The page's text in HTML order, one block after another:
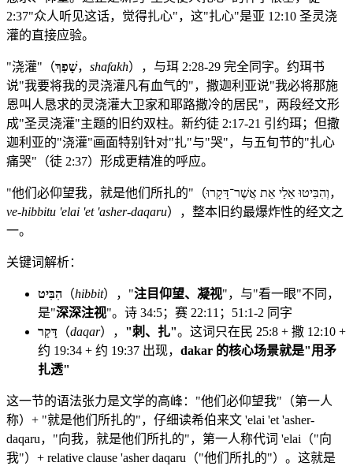
2:37"众人听见这话，觉得扎心"，这"扎心"是亚 12:10 圣灵浇
灌的直接应验。
"浇灌"（שָׁפַךְ， shafakh），与珥 2:28-29 完全同字。约珥书
说"我要将我的灵浇灌凡有血气的"，撒迦利亚说"我必将那施
恩叫人恳求的灵浇灌大卫家和耶路撒冷的居民"，两段经文形
成"圣灵浇灌"主题的旧约双柱。新约徒 2:17-21 引约珥；但撒
迦利亚的"浇灌"画面特别针对"扎"与"哭"，与五旬节的"扎心
痛哭"（徒 2:37）形成更精准的呼应。
"他们必仰望我，就是他们所扎的"（וְהִבִּיטוּ אֵלַי אֵת אֲשֶׁר־דָּקָרוּ，
ve-hibbitu 'elai 'et 'asher-daqaru），整本旧约最爆炸性的经文之
一。
关键词解析：
הִבִּיט （hibbit），"注目仰望、凝视"，与"看一眼"不同，
是"深深注视"。诗 34:5；赛 22:11；51:1-2 同字
דָּקַר （daqar）， "刺、扎"。这词只在民 25:8 + 撒 12:10 +
约 19:34 + 约 19:37 出现， dakar 的核心场景就是"用矛
扎透"
这一节的语法张力是文学的高峰："他们必仰望我"（第一人
称）+ "就是他们所扎的"，仔细读希伯来文 'elai 'et 'asher-
daqaru，"向我，就是他们所扎的"，第一人称代词 'elai（"向
我"）+ relative clause 'asher daqaru（"他们所扎的"）。这就是